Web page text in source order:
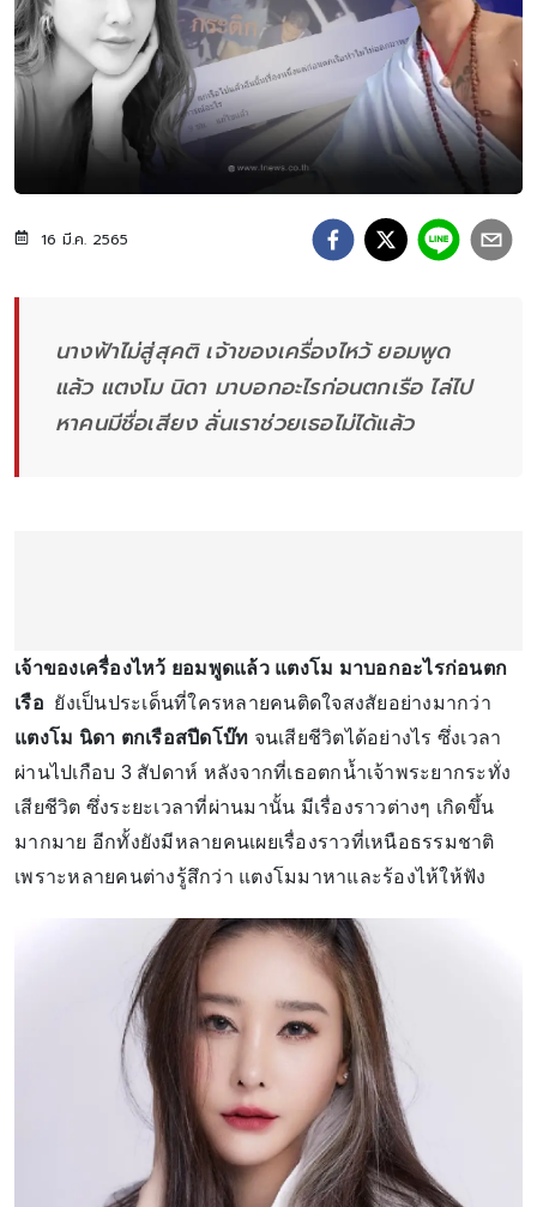
16 มี.ค. 2565
นางฟ้าไม่สู่สุคติ เจ้าของเครื่องไหว้ ยอมพูด
แล้ว แตงโม นิดา มาบอกอะไรก่อนตกเรือ ไล่ไป
หาคนมีชื่อเสียง ลั่นเราช่วยเธอไม่ได้แล้ว
เจ้าของเครื่องไหว้ ยอมพูดแล้ว แตงโม มาบอกอะไรก่อนตก
เรือ ยังเป็นประเด็นที่ใครหลายคนติดใจสงสัยอย่างมากว่า
แตงโม นิดา ตกเรือสปีดโบ๊ท จนเสียชีวิตได้อย่างไร ซึ่งเวลา
ผ่านไปเกือบ 3 สัปดาห์ หลังจากที่เธอตกน้ำเจ้าพระยากระทั่ง
เสียชีวิต ซึ่งระยะเวลาที่ผ่านมานั้น มีเรื่องราวต่างๆ เกิดขึ้น
มากมาย อีกทั้งยังมีหลายคนเผยเรื่องราวที่เหนือธรรมชาติ
เพราะหลายคนต่างรู้สึกว่า แตงโมมาหาและร้องไห้ให้ฟัง